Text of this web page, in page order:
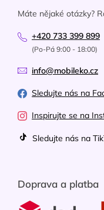
Máte nějaké otázky?
+420 733 399 899
(Po-Pá 9:00 - 18:00)
info@mobileko.cz
Sledujte nás na
Inspirujte se na
Sledujte nás na
Doprava a platba